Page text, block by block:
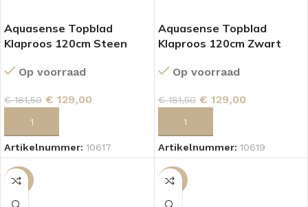
Aquasense Topblad
Klaproos 120cm Steen
Op voorraad
€181,50 € 129,00
Artikelnummer: 10617
Aquasense Topblad
Klaproos 120cm Zwart
Op voorraad
€181,50 € 129,00
Artikelnummer: 10619
-34% -34%